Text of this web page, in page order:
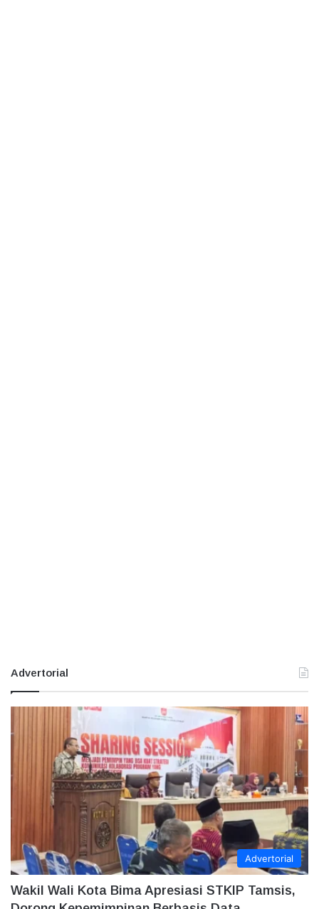
Advertorial
Advertorial
Wakil Wali Kota Bima Apresiasi STKIP Tamsis,